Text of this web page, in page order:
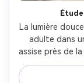
La lumière
adulte dans
assise près de
projecteurs
avec un